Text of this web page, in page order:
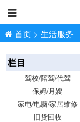
首页 > 生活服务
栏目
驾校/陪驾/代驾
保姆/月嫂
家电/电脑/家居维修
旧货回收